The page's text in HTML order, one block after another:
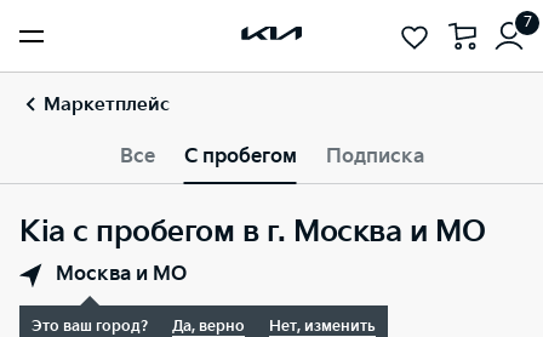
7
Маркетплейс
Все С пробегом Подписка
Kia с пробегом в г. Москва и МО
Москва и МО
Это ваш город? Да, верно Нет, изменить